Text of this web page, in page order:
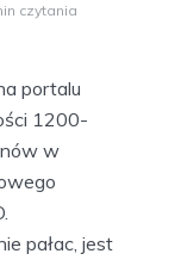
czytania
portalu
1200-
w
pałac, jest